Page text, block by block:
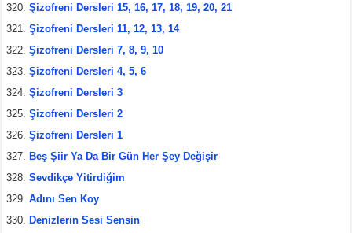
Şizofreni Dersleri 15, 16, 17, 18, 19, 20, 21
Şizofreni Dersleri 11, 12, 13, 14
Şizofreni Dersleri 7, 8, 9, 10
Şizofreni Dersleri 4, 5, 6
Şizofreni Dersleri 3
Şizofreni Dersleri 2
Şizofreni Dersleri 1
Beş Şiir Ya Da Bir Gün Her Şey Değişir
Sevdikçe Yitirdiğim
Adını Sen Koy
Denizlerin Sesi Sensin